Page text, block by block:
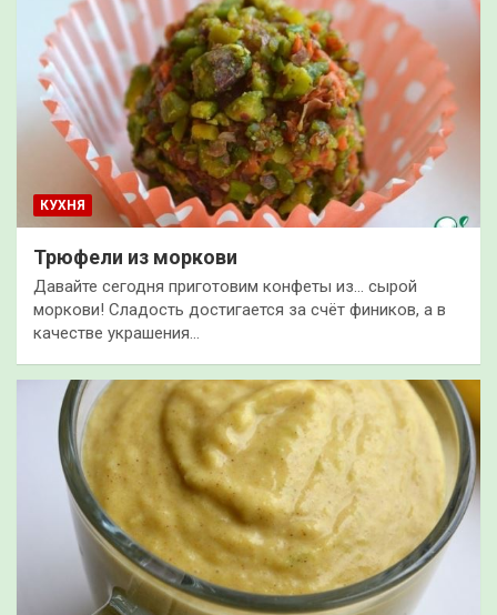
КУХНЯ
Трюфели из моркови
Давайте сегодня приготовим конфеты из… сырой
моркови! Сладость достигается за счёт фиников, а в
качестве украшения…